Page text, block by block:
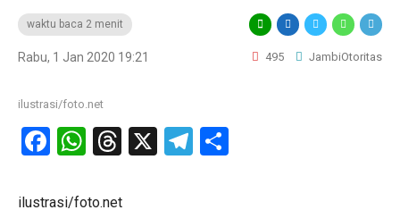
waktu baca 2 menit
Rabu, 1 Jan 2020 19:21 495 JambiOtoritas
ilustrasi/foto.net
Facebook
WhatsApp
Threads
X Telegram
ilustrasi/foto.net